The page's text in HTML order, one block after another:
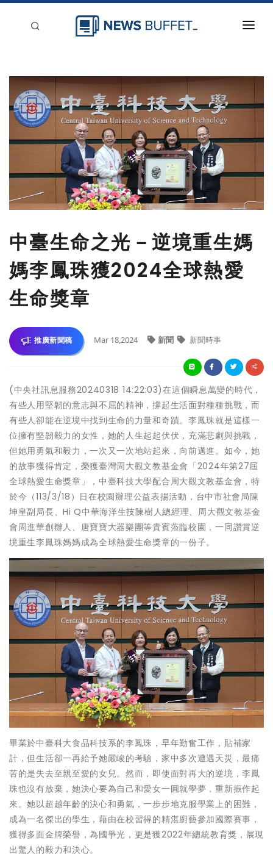
新聞稿分類
登入
中臺生命之光－逆境重生媽
媽李鳳珠獲2024全球熱愛
生命獎章
推廣新聞稿 Mar 18,2024 新聞 新聞時事
(中央社訊息服務20240318 14:22:03)在這個瞬息萬變的時代，
有些人用堅韌的意志與不屈的精神，撐起生活面對種種挑戰，而
有些人卻能在逆境中找到生命的力量和奇蹟。李鳳珠就是這樣一
位擁有堅韌毅力的女性，她的人生起起伏伏，充滿悲劇與挑戰，
但她用勇氣和毅力，一次又一次地站起來，向前邁進。如今，她
的故事獲得肯定，榮獲臺灣周大觀文教基金會「2024年第27屆
全球熱愛生命獎章」，中臺科技大學配合周大觀文教基金會，特
於今（113/3/18）日在校園辦理公益表揚活動，台中市社會局陳
坤皇副局長、Hi Q中華海洋生技陳樹人總經理、周大觀文教基金
會周進華創辦人、唐寶寶大器樂團等貴賓蒞臨校園，一同讚賞逆
境重生李鳳珠媽媽成為全球熱愛生命獎章的一份子。
畢業於中臺科大食品科技系的李鳳珠，早年勤奮工作，貼補家
計，但生活卻一再給予她嚴峻的考驗，家中多次遭遇天災，最痛
苦的是失去至親至愛的女兒。然而，即使面對再大的逆境，李鳳
珠也沒有放棄，她決心要為自己和愛女一圓就學夢，重新振作起
來。她以超越年齡的決心和勇氣，一步步地克服學業上的困難，
成為一名傑出的學生，藉由在校習得的精湛廚藝參加國際賽事，
獲得多面金牌榮譽，為國爭光，更是獲2022年總統教育獎，展現
出驚人的毅力和決心。